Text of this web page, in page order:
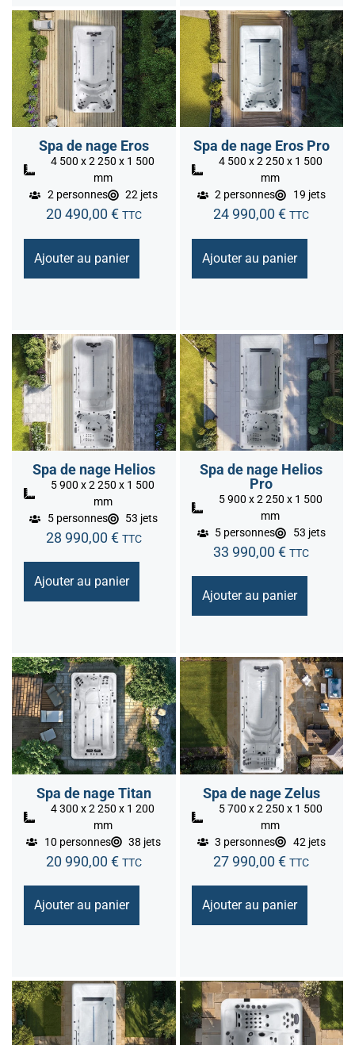
Spa de nage Eros
4 500 x 2 250 x 1 500
mm
2 personnes
22 jets
20 490,00 € TTC
Ajouter au panier
Spa de nage Eros Pro
4 500 x 2 250 x 1 500
mm
2 personnes
19 jets
24 990,00€ TTC
Ajouter au panier
Spa de nage Helios
5 900 x 2 250 x 1 500
mm
5 personnes
53 jets
28 990,00 € TTC
Ajouter au panier
Spa de nage Helios
Pro
5 900 x 2 250 x 1 500
mm
5 personnes
53 jets
33 990,00€ TTC
Ajouter au panier
Spa de nage Titan
4 300 x 2 250 x 1 200
mm
10 personnes
38 jets
20 990,00 € TTC
Ajouter au panier
Spa de nage Zelus
5 700 x 2 250 x 1 500
mm
3 personnes
42 jets
27 990,00€ TTC
Ajouter au panier